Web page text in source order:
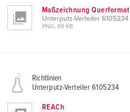
Maßzeichnung Querformat
Unterputz-Verteiler 6105234
PNG, 69 KB
Richtlinien
Unterputz-Verteiler 6105234
REACh